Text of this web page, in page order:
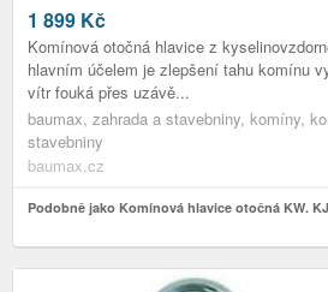
1 899 Kč
Komínová otočná hlavice z
hlavním účelem je zlepšení tahu komínu
vítr fouká přes uzávě...
baumax, zahrada a stavebniny, komíny,
stavebniny
baumax.cz
Podobně jako Komínová hlavice otočná KW.